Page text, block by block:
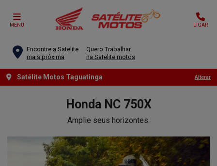
MENU LIGAR
Encontre a Satelite
mais próxima
Quero Trabalhar
na Satelite motos
Satélite Motos Taguatinga Alterar
HondaNC 750X
Amplie seus horizontes.